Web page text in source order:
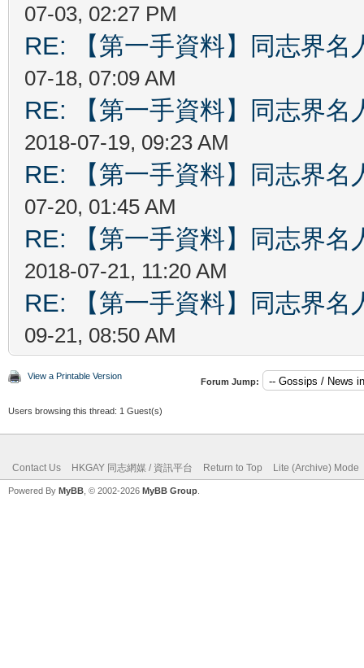
07-03, 02:27 PM
RE: 【第一手資料】同志界名
07-18, 07:09 AM
RE: 【第一手資料】同志界名
2018-07-19, 09:23 AM
RE: 【第一手資料】同志界名
07-20, 01:45 AM
RE: 【第一手資料】同志界名
2018-07-21, 11:20 AM
RE: 【第一手資料】同志界名
09-21, 08:50 AM
View a Printable Version
Forum Jump:
Users browsing this thread: 1 Guest(s)
Contact Us HKGAY 同志網媒 / 資訊平台 Return to Top Lite (Archive) Mode
Powered By MyBB , © 2002-2026 MyBB Group